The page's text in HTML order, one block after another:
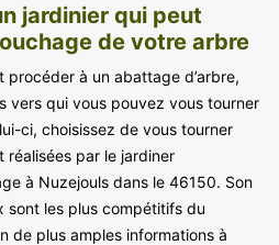
jardinier qui peut
de votre arbre
procéder à un abattage d’arbre,
vers qui vous pouvez vous tourner
ci, choisissez de vous tourner
réalisées par le jardiner
à Nuzejouls dans le 46150. Son
sont les plus compétitifs du
de plus amples informations à